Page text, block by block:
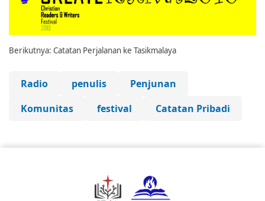
Berikutnya: Catatan Perjalanan ke Tasikmalaya
Radio penulis
Penjunan
Komunitas
festival Catatan Pribadi